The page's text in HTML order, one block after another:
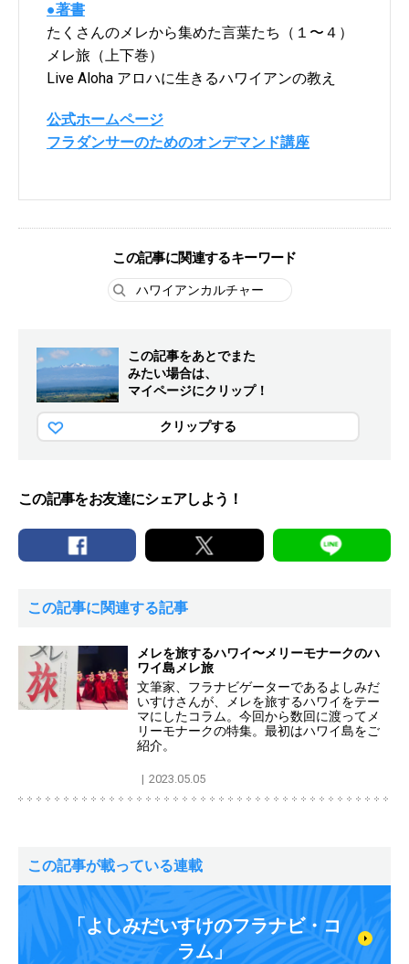
●著書
たくさんのメレから集めた言葉たち（１〜４）
メレ旅（上下巻）
Live Aloha アロハに生きるハワイアンの教え
公式ホームページ
フラダンサーのためのオンデマンド講座
この記事に関連するキーワード
ハワイアンカルチャー
この記事をあとでまた
みたい場合は、
マイページにクリップ！
クリップする
この記事をお友達にシェアしよう！
この記事に関連する記事
メレを旅するハワイ〜メリーモナークのハ
ワイ島メレ旅
文筆家、フラナビゲーターであるよしみだ
いすけさんが、メレを旅するハワイをテー
マにしたコラム。今回から数回に渡ってメ
リーモナークの特集。最初はハワイ島をご
紹介。
2023.05.05
この記事が載っている連載
「よしみだいすけのフラナビ・コ
ラム」